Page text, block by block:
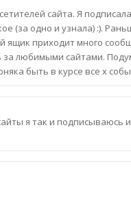
сайта. Я
(за одно и узнала) :).
ящик приходит много
за любимыми сайтами.
быть в курсе все х
я так и подписываюсь и